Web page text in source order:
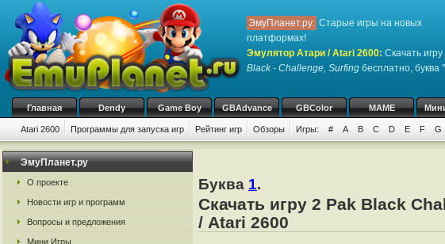
ЭмуПланет.ру: Старые игры на новых
платформах!
Эмулятор Атари / Atari 2600: Скачать игру
Black - Challenge, Surfing бесплатно, буква
Главная Dendy Game Boy GBAdvance GBColor MAME
Atari 2600 Программы для запуска игр Рейтинг игр Обзоры Игры: # A B C D E F G
ЭмуПланет.ру
О проекте
Новости игр и программ
Вопросы и предложения
Мини Игры
Буква 1.
Скачать игру 2 Pak Black
/ Atari 2600